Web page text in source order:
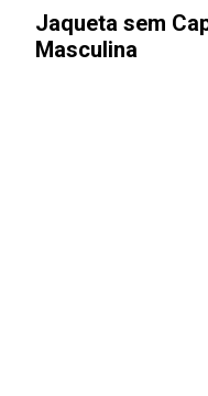
Jaqueta sem
Masculina